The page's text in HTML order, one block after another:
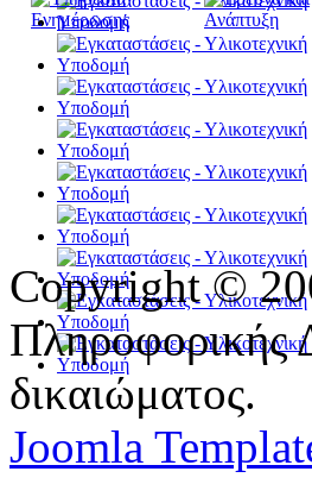
Copyright ©
Πληροφορικής
δικαιώματος.
Joomla